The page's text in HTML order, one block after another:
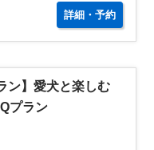
詳細・予約
ン】愛犬と楽しむ
プラン